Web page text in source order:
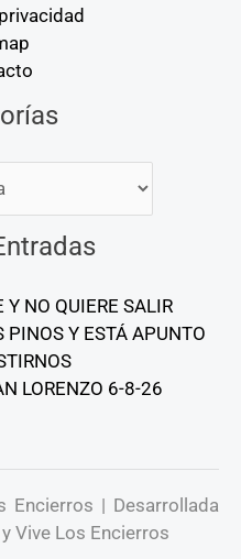
Y NO QUIERE SALIR
PINOS Y ESTÁ APUNTO
LORENZO 6-8-26
| Desarrollada
Vive Los Encierros